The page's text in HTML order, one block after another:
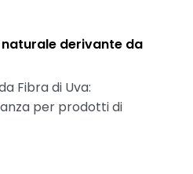
derivante da
Fibra di Uva:
per prodotti di